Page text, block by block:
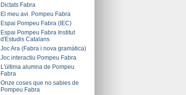
Dictats Fabra
El meu avi. Pompeu Fabra
Espai Pompeu Fabra (IEC)
Espai Pompeu Fabra Institut
d'Estudis Catalans
Joc Ara (Fabra i nova gramàtica)
Joc interactiu Pompeu Fabra
L'última alumna de Pompeu
Fabra
Onze coses que no sabies de
Pompeu Fabra